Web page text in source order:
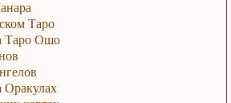
Таро
Таро Ошо
Оракулах